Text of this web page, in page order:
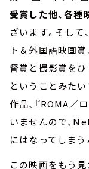
受賞した他、各種
ざいます。そし
ト＆外国語映画
督賞と撮影賞をひ
ということみた
作品、『ROMA／
いませんので、
にはなってしまう
この映画をもう